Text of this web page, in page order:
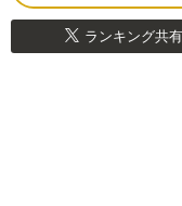
ランキング共有